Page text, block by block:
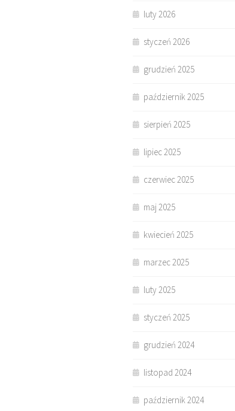
luty 2026
styczeń 2026
grudzień 2025
październik 2025
sierpień 2025
lipiec 2025
czerwiec 2025
maj 2025
kwiecień 2025
marzec 2025
luty 2025
styczeń 2025
grudzień 2024
listopad 2024
październik 2024